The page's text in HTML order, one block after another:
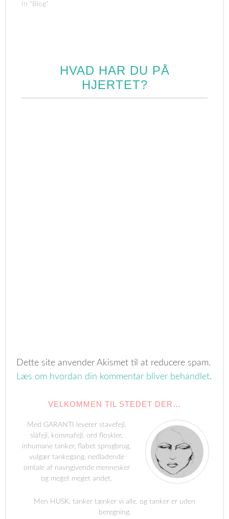
sover, uden rigtig at få
In "Blog"
HVAD HAR DU PÅ
HJERTET?
Dette site anvender Akismet til at reducere spam.
Læs om hvordan din kommentar bliver behandlet.
VELKOMMEN TIL STEDET DER…
Med GARANTI leverer stavefejl,
slåfejl, kommafejl, ord floskler,
inhumane tanker, flabet sprogbrug,
vulgær tankegang, nedladende
omtale af navngivende mennesker
og meget meget andet.
Men HUSK, tanker tænker vi alle, og tanker er uden
beregning.